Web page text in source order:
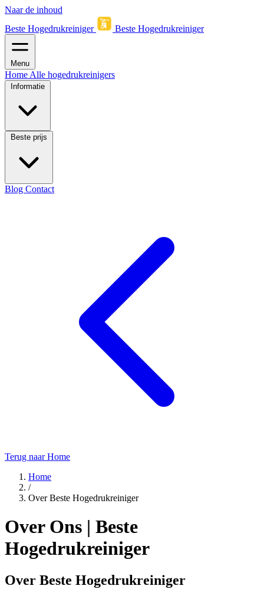
Naar de inhoud
Beste Hogedrukreiniger
Beste Hogedrukreiniger
Menu
Home Alle hogedrukreinigers
Informatie
Beste prijs
Blog Contact
Terug naar Home
Home
/
Over Beste Hogedrukreiniger
Over Ons | Beste
Hogedrukreiniger
Over Beste Hogedrukreiniger